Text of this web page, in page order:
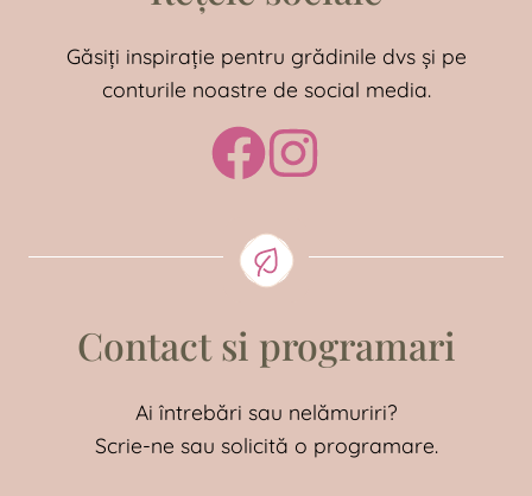
Găsiți inspirație pentru grădinile dvs și pe
conturile noastre de social media.
Contact si programari
Ai întrebări sau nelămuriri?
Scrie-ne sau solicită o programare.